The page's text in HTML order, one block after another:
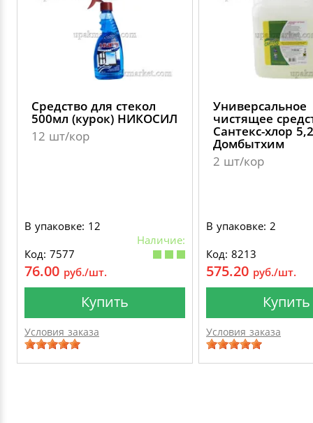
Средство для стекол
500мл (курок) НИКОСИЛ
12 шт/кор
В упаковке: 12
Наличие:
Код: 7577
76.00 руб./шт.
Купить
Условия заказа
Универсальное
чистящее
Сантекс-хлор
Домбытхим
2 шт/кор
В упаковке: 2
Код: 8213
575.20 руб./шт.
Купить
Условия заказа